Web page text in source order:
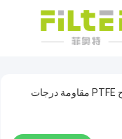
750gsm كيس مرشح PTFE مقاومة درجات